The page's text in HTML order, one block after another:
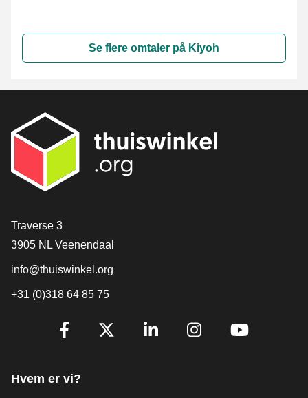
Se flere omtaler på Kiyoh
[_General:Contact]
Traverse 3
3905 NL Veenendaal
info@thuiswinkel.org
+31 (0)318 64 85 75
[_General:SocialMediaTitle]
Hvem er vi?